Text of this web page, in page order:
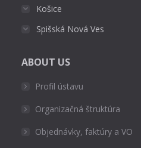
Košice
Spišská Nová Ves
ABOUT US
Profil ústavu
Organizačná štruktúra
Objednávky, faktúry a VO